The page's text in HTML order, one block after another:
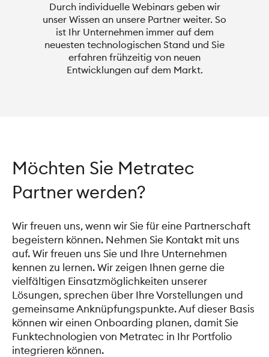
Durch individuelle Webinars geben wir
unser Wissen an unsere Partner weiter. So
ist Ihr Unternehmen immer auf dem
neuesten technologischen Stand und Sie
erfahren frühzeitig von neuen
Entwicklungen auf dem Markt.
Möchten Sie Metratec
Partner werden?
Wir freuen uns, wenn wir Sie für eine Partnerschaft
begeistern können. Nehmen Sie Kontakt mit uns
auf. Wir freuen uns Sie und Ihre Unternehmen
kennen zu lernen. Wir zeigen Ihnen gerne die
vielfältigen Einsatzmöglichkeiten unserer
Lösungen, sprechen über Ihre Vorstellungen und
gemeinsame Anknüpfungspunkte. Auf dieser Basis
können wir einen Onboarding planen, damit Sie
Funktechnologien von Metratec in Ihr Portfolio
integrieren können.